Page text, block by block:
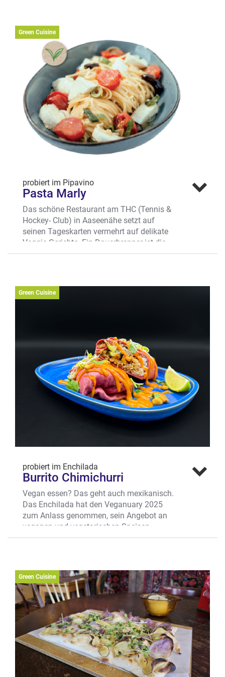
und kommt zu dem Ergebnis: einfach
lecker, saftig und ein echter Genuss. Die
Steaks bestehen u.a. aus Soja-, Erbsen und
Kartoffelproteinen und werden im 3D-
Drucker hergestellt. Die typische
Fleischfarbe bekommt das Steak durch
„blutigen“ Rote-Beete-Saft. Dazu servierte
das LUX ein Kräuterseitlingsrisotto,
Zucchinigemüse & Estragon.
Wo? Domplatz 10, Altstadt (am LWL
Museum)
Green Cuisine
probiert im Pipavino
Pasta Marly
Das schöne Restaurant am THC (Tennis &
Hockey- Club) in Aaseenähe setzt auf
seinen Tageskarten vermehrt auf delikate
Veggie-Gerichte. Ein Dauerbrenner ist die
Pasta Marly mit Büffelmozzarella,
erhältlich.
Green Cuisine
probiert im Enchilada
Burrito Chimichurri
Vegan essen? Das geht auch mexikanisch.
Das Enchilada hat den Veganuary 2025
zum Anlass genommen, sein Angebot an
veganen und vegetarischen Speisen
deutlich zu erweitern. Dieses rote Paket hat
dort vor allem Fleisch begleitet. Mit
veganem Geschnetzelten aus
Erbsenprotein fällt nicht mal den
Fleischliebhabern auf, dass das Gericht
vegan ist – „der Kracher!“, freut sich
Enchilada-Chef Sebastian Bron.
Wo? Arztkarrengasse 12,
Salzstraßenviertel
Mehr erfahren
Green Cuisine